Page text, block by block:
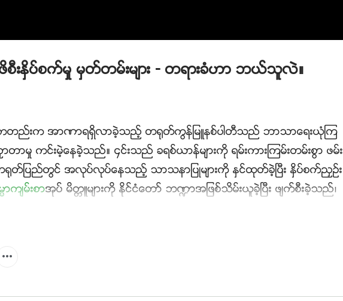
းႏွိပ္စက္မႈ မွတ္တမ္းမ်ား - တရားခံဟာ ဘယ္သူလဲ။
ကတည္းက အာဏာရရွိလာခဲ့သည့္ တ႐ုတ္ကြန္ျမဴနစ္ပါတီသည္ ဘာသာေရးယုံၾက
တာမႈ ကင္းမဲ့ေနခဲ့သည္။ ၄င္းသည္ ခရစ္ယာန္မ်ားကို ရမ္းကားၾကမ္းတမ္းစြာ ဖမ္း
တ္ျပည္တြင္ အလုပ္လုပ္ေနသည့္ သာသနာျပဳမ်ားကို ႏွင္ထုတ္ခဲ့ၿပီး ႏွိပ္စက္ညႇဥ္း
ာက်မ္းစာအုပ္ မိတၱဴမ်ားကို ႏိုင္ငံေတာ္ ဘ႑ာအျဖစ္သိမ္းယူခဲ့ၿပီး ဖ်က္စီးခဲ့သည္၊
တ္ပိတ္ခဲ့ၿပီး ၿဖိဳခ်ဖ်က္စီးခဲ့သည့္အျပင္၊ အခ်ည္းႏွီးျဖစ္သည့္ အိမ္အသင္းေတာ္
ရန္ ႀကံစည္အားထုတ္ခဲ့သည္။ ဤဗီဒီယိုမွတ္တမ္းသည္
င့္ တ႐ုတ္ကြန္ျမဴနစ္ပါတီအစိုးရ၏ ဖမ္းဆီးျခင္း၊ ႏွိပ္စက္ျခင္းကိုခံရၿပီး ၾကမ္းတမ္း
ရသည့္ တ႐ုတ္ခရစ္ယာန္တစ္ေယာက္ျဖစ္သည့္ ေက်ာင္ဟိုင္က်င္း၏ ျဖစ္ရပ္မွန္အေ